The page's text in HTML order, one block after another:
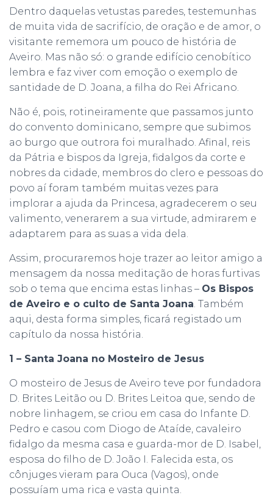
Dentro daquelas vetustas paredes, testemunhas
de muita vida de sacrifício, de oração e de amor, o
visitante rememora um pouco de história de
Aveiro. Mas não só: o grande edifício cenobítico
lembra e faz viver com emoção o exemplo de
santidade de D. Joana, a filha do Rei Africano.
Não é, pois, rotineiramente que passamos junto
do convento dominicano, sempre que subimos
ao burgo que outrora foi muralhado. Afinal, reis
da Pátria e bispos da Igreja, fidalgos da corte e
nobres da cidade, membros do clero e pessoas do
povo aí foram também muitas vezes para
implorar a ajuda da Princesa, agradecerem o seu
valimento, venerarem a sua virtude, admirarem e
adaptarem para as suas a vida dela.
Assim, procuraremos hoje trazer ao leitor amigo a
mensagem da nossa meditação de horas furtivas
sob o tema que encima estas linhas – Os Bispos
de Aveiro e o culto de Santa Joana. Também
aqui, desta forma simples, ficará registado um
capítulo da nossa história.
1 – Santa Joana no Mosteiro de Jesus
O mosteiro de Jesus de Aveiro teve por fundadora
D. Brites Leitão ou D. Brites Leitoa que, sendo de
nobre linhagem, se criou em casa do Infante D.
Pedro e casou com Diogo de Ataíde, cavaleiro
fidalgo da mesma casa e guarda-mor de D. Isabel,
esposa do filho de D. João I. Falecida esta, os
cônjuges vieram para Ouca (Vagos), onde
possuíam uma rica e vasta quinta.